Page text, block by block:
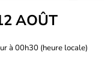
AOÛT
à 00h30 (heure locale)